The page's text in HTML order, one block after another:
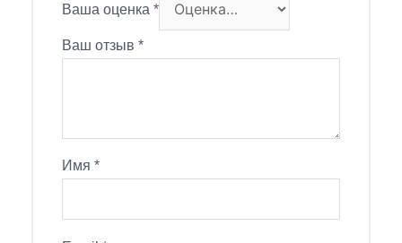
Ваша оценка *
Ваш отзыв *
Имя *